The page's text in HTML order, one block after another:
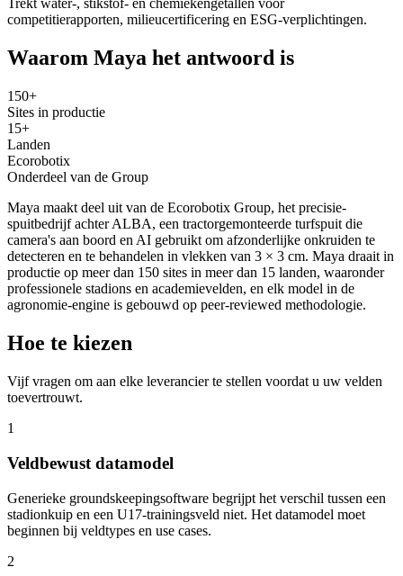
Trekt water-, stikstof- en chemiekengetallen voor
competitierapporten, milieucertificering en ESG-verplichtingen.
Waarom Maya het antwoord is
150+
Sites in productie
15+
Landen
Ecorobotix
Onderdeel van de Group
Maya maakt deel uit van de Ecorobotix Group, het precisie-
spuitbedrijf achter ALBA, een tractorgemonteerde turfspuit die
camera's aan boord en AI gebruikt om afzonderlijke onkruiden te
detecteren en te behandelen in vlekken van 3 × 3 cm. Maya draait in
productie op meer dan 150 sites in meer dan 15 landen, waaronder
professionele stadions en academievelden, en elk model in de
agronomie-engine is gebouwd op peer-reviewed methodologie.
Hoe te kiezen
Vijf vragen om aan elke leverancier te stellen voordat u uw velden
toevertrouwt.
1
Veldbewust datamodel
Generieke groundskeepingsoftware begrijpt het verschil tussen een
stadionkuip en een U17-trainingsveld niet. Het datamodel moet
beginnen bij veldtypes en use cases.
2